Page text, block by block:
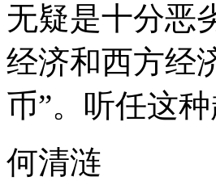
无疑是十分恶
经济和西方经
币”。听任这
何清涟